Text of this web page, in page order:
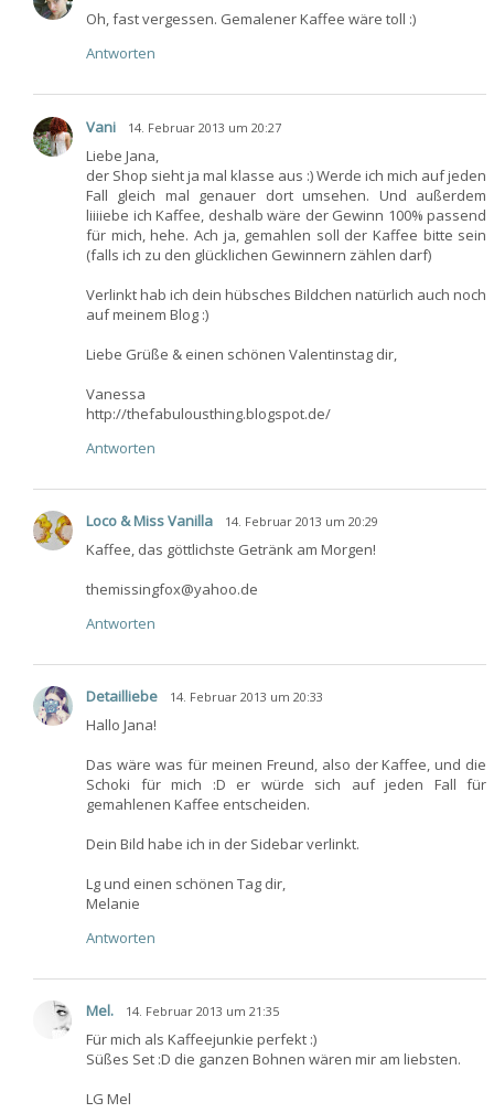
Oh, fast vergessen. Gemalener Kaffee wäre toll :)
Antworten
Vani 14. Februar 2013 um 20:27
Liebe Jana,
der Shop sieht ja mal klasse aus :) Werde ich mich auf jeden
Fall gleich mal genauer dort umsehen. Und außerdem
liiiiebe ich Kaffee, deshalb wäre der Gewinn 100% passend
für mich, hehe. Ach ja, gemahlen soll der Kaffee bitte sein
(falls ich zu den glücklichen Gewinnern zählen darf)
Verlinkt hab ich dein hübsches Bildchen natürlich auch noch
auf meinem Blog :)
Liebe Grüße & einen schönen Valentinstag dir,
Vanessa
http://thefabulousthing.blogspot.de/
Antworten
Loco & Miss Vanilla 14. Februar 2013 um 20:29
Kaffee, das göttlichste Getränk am Morgen!
themissingfox@yahoo.de
Antworten
Detailliebe 14. Februar 2013 um 20:33
Hallo Jana!
Das wäre was für meinen Freund, also der Kaffee, und die
Schoki für mich :D er würde sich auf jeden Fall für
gemahlenen Kaffee entscheiden.
Dein Bild habe ich in der Sidebar verlinkt.
Lg und einen schönen Tag dir,
Melanie
Antworten
Mel. 14. Februar 2013 um 21:35
Für mich als Kaffeejunkie perfekt :)
Süßes Set :D die ganzen Bohnen wären mir am liebsten.
LG Mel